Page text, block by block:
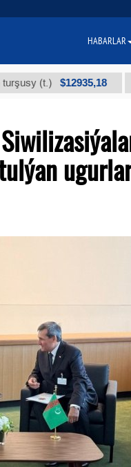
(t.) $12935,18 Az
HABARLAR